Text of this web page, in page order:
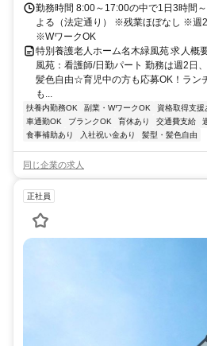
勤務時間 8:00～17:00の中で1日3時間
よる（法定通り） ※残業ほぼなし ※週
※WワークOK
特別養護老人ホーム名木緑風苑 求人概
風苑：看護師/日勤パート 勤務は週2日
髪色自由☆育児中の方も応募OK！ラン
も...
扶養内勤務OK 副業・WワークOK 資格取得支援
車通勤OK
ブランクOK 育休あり 交通費支給
食事補助あり
入社祝い金あり 髪型・髪色自由
同じ企業の求人
正社員